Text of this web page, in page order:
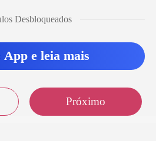
Desbloqueados
App e leia mais
Próximo